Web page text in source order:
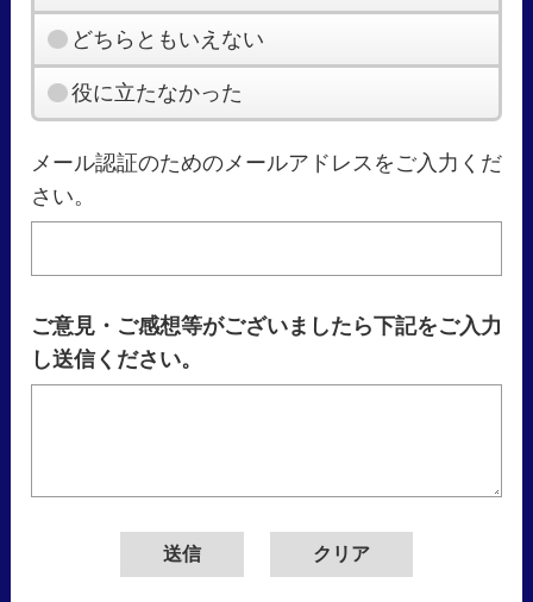
どちらともいえない
役に立たなかった
メール認証のためのメールアドレスをご入力くだ
さい。
ご意見・ご感想等がございましたら下記をご入力
し送信ください。